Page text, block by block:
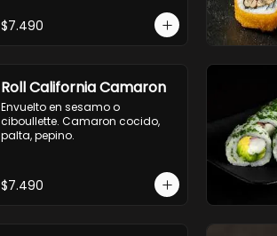
- salmon, queso, palta, envuelto
en queso.
$7.490
Roll California Camaron
Envuelto en sesamo o
ciboullette. Camaron cocido,
palta, pepino.
$7.490